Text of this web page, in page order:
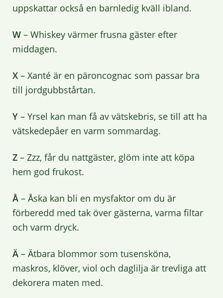
uppskattar också en barnledig kväll ibland.
W – Whiskey värmer frusna gäster efter
middagen.
X – Xanté är en päroncognac som passar bra
till jordgubbstårtan.
Y – Yrsel kan man få av vätskebris, se till att ha
vätskedepåer en varm sommardag.
Z – Zzz, får du nattgäster, glöm inte att köpa
hem god frukost.
Å – Åska kan bli en mysfaktor om du är
förberedd med tak över gästerna, varma filtar
och varm dryck.
Ä – Ätbara blommor som tusensköna,
maskros, klöver, viol och daglilja är trevliga att
dekorera maten med.